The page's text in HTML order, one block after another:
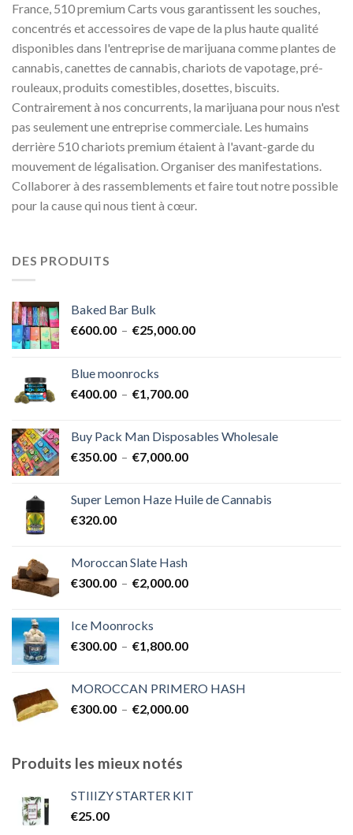
France, 510 premium Carts vous garantissent les souches,
concentrés et accessoires de vape de la plus haute qualité
disponibles dans l'entreprise de marijuana comme plantes de
cannabis, canettes de cannabis, chariots de vapotage, pré-
rouleaux, produits comestibles, dosettes, biscuits.
Contrairement à nos concurrents, la marijuana pour nous n'est
pas seulement une entreprise commerciale. Les humains
derrière 510 chariots premium étaient à l'avant-garde du
mouvement de légalisation. Organiser des manifestations.
Collaborer à des rassemblements et faire tout notre possible
pour la cause qui nous tient à cœur.
DES PRODUITS
Baked Bar Bulk
€600.00 – €25,000.00Plage
Blue moonrocks
€400.00 – €1,700.00Plage
€400.00
à
Buy Pack Man Disposables Wholesale
€350.00 – €7,000.00Plage
€350.00
Super Lemon Haze Huile de Cannabis
€320.00
Moroccan Slate Hash
€300.00 – €2,000.00Plage
à
Ice Moonrocks
€300.00 – €1,800.00Plage
€300.00
à
MOROCCAN PRIMERO HASH
€300.00 – €2,000.00Plage
€2,000.00
Produits les mieux notés
STIIIZY STARTER KIT
€25.00